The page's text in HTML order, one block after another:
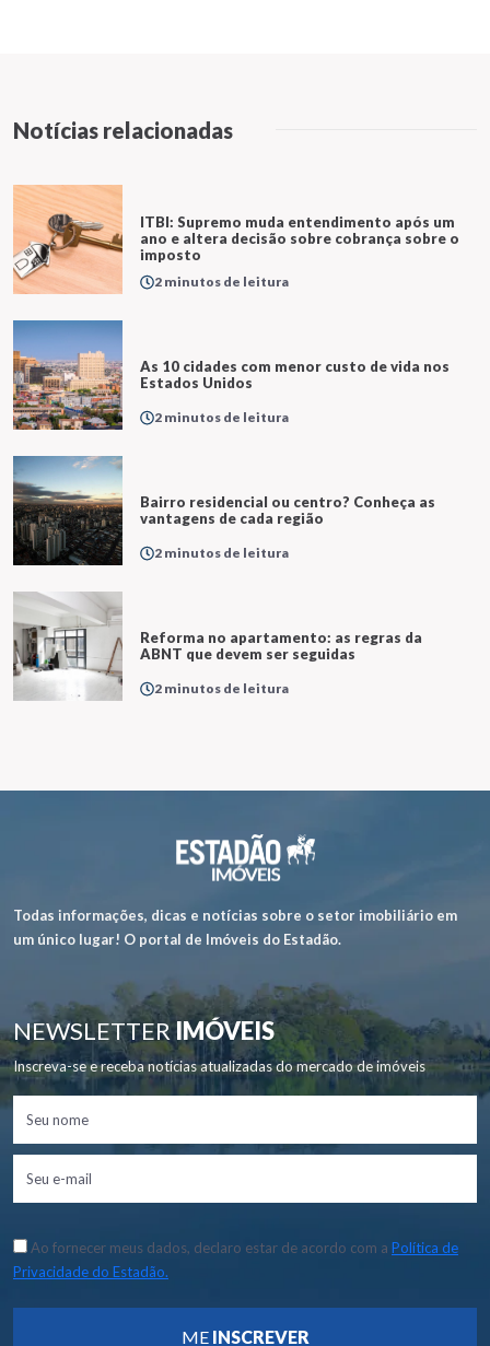
Notícias relacionadas
ITBI: Supremo muda entendimento após um
ano e altera decisão sobre cobrança sobre o
imposto
2 minutos de leitura
As 10 cidades com menor custo de vida nos
Estados Unidos
2 minutos de leitura
Bairro residencial ou centro? Conheça as
vantagens de cada região
2 minutos de leitura
Reforma no apartamento: as regras da
ABNT que devem ser seguidas
2 minutos de leitura
Todas informações, dicas e notícias sobre o setor imobiliário em
um único lugar! O portal de Imóveis do Estadão.
NEWSLETTERIMÓVEIS
Inscreva-se e receba notícias atualizadas do mercado de imóveis
Ao fornecer meus dados, declaro estar de acordo com a Política de
Privacidade do Estadão.
ME INSCREVER